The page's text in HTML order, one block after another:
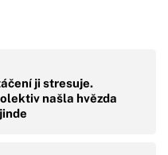
ji stresuje.
našla hvězda